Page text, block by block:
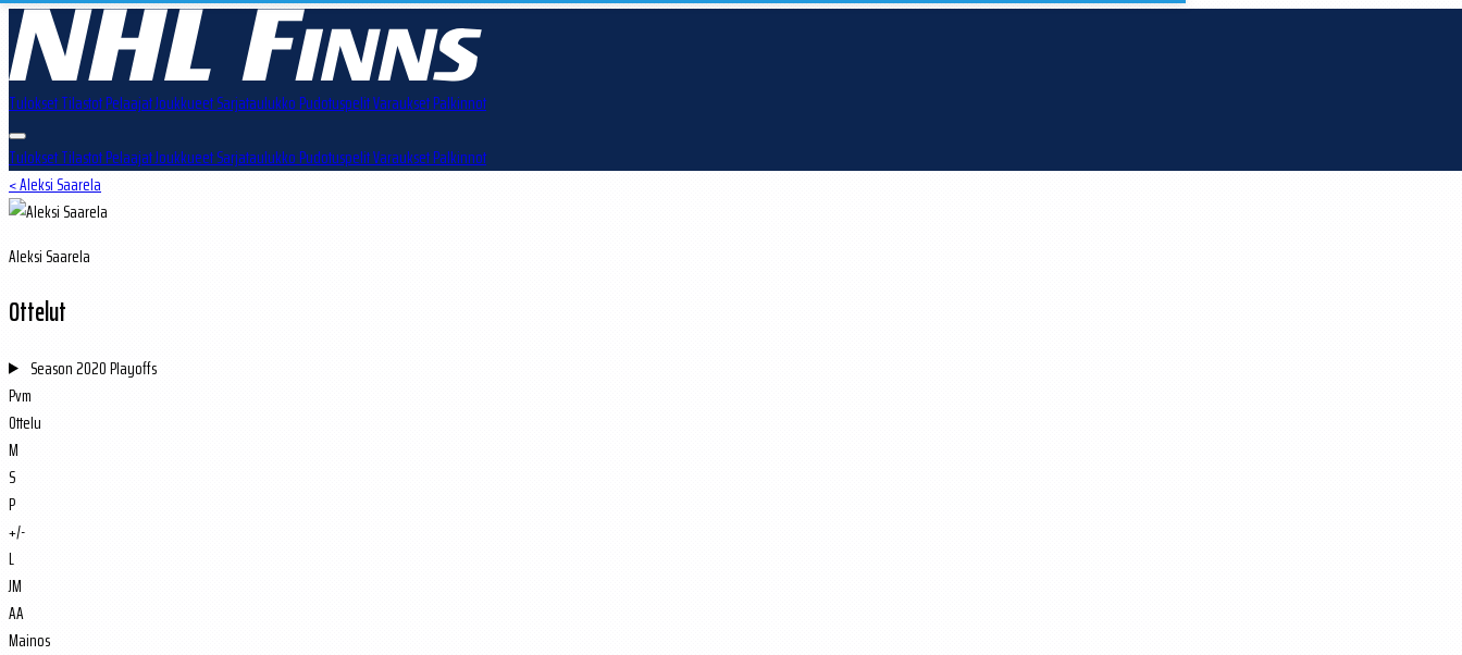
TuloksetTilastotPelaajatJoukkueetSarjataulukkoPudotuspelitVarauksetPalkinnot
TuloksetTilastotPelaajatJoukkueetSarjataulukkoPudotuspelitVarauksetPalkinnot
< Aleksi Saarela
Aleksi Saarela
Ottelut
Season2020 Playoffs
Pvm
Ottelu
M
S
P
+/-
L
JM
AA
Mainos